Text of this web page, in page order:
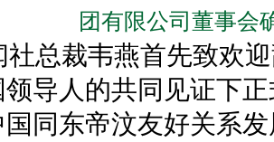
团有限公司董事会
总裁韦燕首先致欢
导人的共同见证下
同东帝汶友好关系